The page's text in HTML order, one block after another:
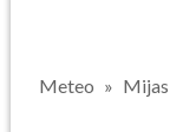
Meteo Mijas